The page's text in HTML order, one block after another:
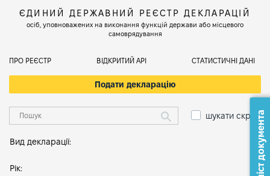
ЄДИНИЙ ДЕРЖАВНИЙ РЕЄСТР ДЕКЛАРАЦІЙ
осіб, уповноважених на виконання функцій держави або місцевого
самоврядування
ПРО РЕЄСТР ВІДКРИТИЙ АРІ СТАТИСТИЧНІ ДАНІ
Подати декларацію
шукати скрізь
Вид декларації:
Рік: Зміст документа